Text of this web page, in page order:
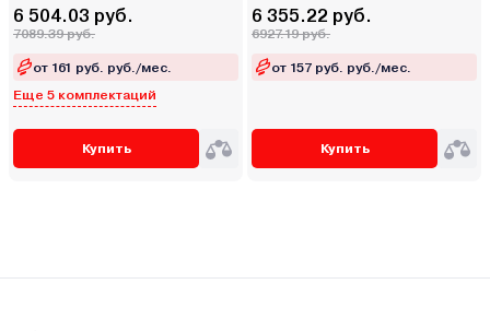
6 504.03 руб.
7089.39 руб.
от 161 руб. руб./мес.
Еще 5 комплектаций
Купить
6 355.22 руб.
6927.19 руб.
от 157 руб. руб./мес.
Купить